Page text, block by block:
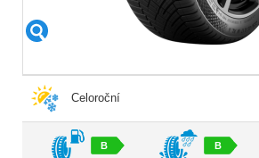
Celoroční
B B